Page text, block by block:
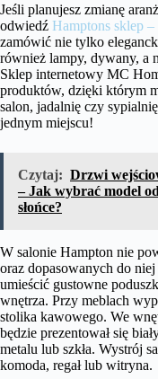
Jeśli planujesz zmianę
odwiedź Hamptons sklep
zamówić nie tylko
również lampy, dywany, a
Sklep internetowy MC
produktów, dzięki którym
salon, jadalnię czy
jednym miejscu!
Czytaj: Drzwi
– Jak wybrać model
słońce?
W salonie Hampton nie
oraz dopasowanych do
umieścić gustowne
wnętrza. Przy meblach
stolika kawowego. We
będzie prezentował się
metalu lub szkła. Wystrój
komoda, regał lub witryna.